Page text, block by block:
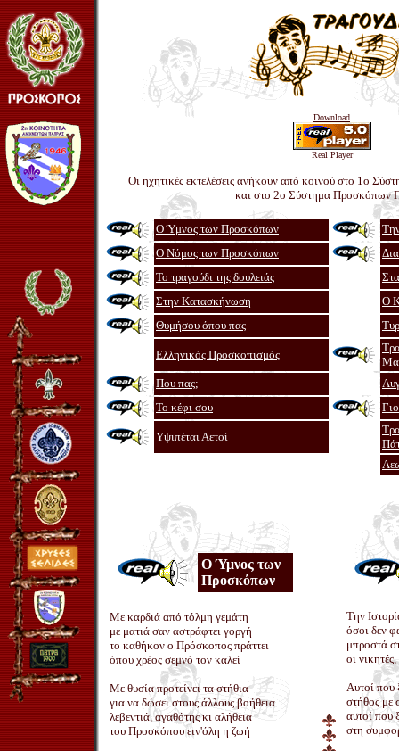
Download
Real Player
Οι ηχητικές εκτελέσεις ανήκουν από κοινού στο 1ο
και στο 2ο Σύστημα Προσκόπων
Ο Ύμνος των Προσκόπων
Ο Νόμος των Προσκόπων
Το τραγούδι της δουλειάς
Στην Κατασκήνωση
Ο
Θυμήσου όπου πας
Ελληνικός Προσκοπισμός
Που πας;
Το κέφι σου
Υψιπέται Αετοί
Ο Ύμνος των
Προσκόπων
Με καρδιά από τόλμη γεμάτη
με ματιά σαν αστράφτει γοργή
το καθήκον ο Πρόσκοπος πράττει
όπου χρέος σεμνό τον καλεί
Με θυσία προτείνει τα στήθια
για να δώσει στους άλλους βοήθεια
λεβεντιά, αγαθότης κι αλήθεια
του Προσκόπου ειν'όλη η ζωή
Την
όσοι δεν
μπροστά
οι
Αυτοί που
στήθος με
αυτοί που
στη